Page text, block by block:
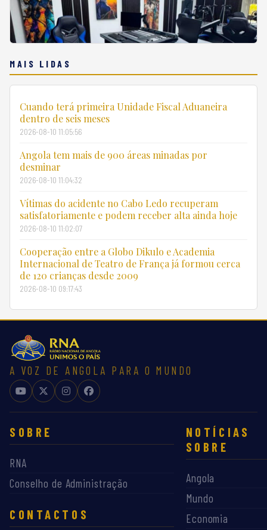
MAIS LIDAS
Cuando terá primeira Unidade Fiscal Aduaneira
dentro de seis meses
2026-08-10 11:05:56
Angola tem mais de 900 áreas minadas por
desminar
2026-08-10 11:04:32
Vítimas do acidente no Cabo Ledo recuperam
satisfatoriamente e podem receber alta ainda hoje
2026-08-10 11:02:07
Cooperação entre a Globo Dikulo e Academia
Internacional de Teatro de França já formou cerca
de 120 crianças desde 2009
2026-08-10 09:17:43
A VOZ DE ANGOLA PARA O MUNDO
SOBRE
RNA
Conselho de Administração
CONTACTOS
NOTÍCIAS
SOBRE
Angola
Mundo
Economia